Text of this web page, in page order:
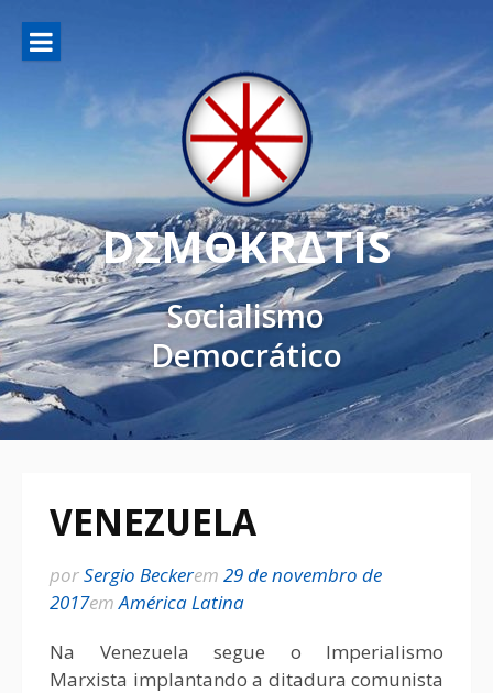
DΣMΘKRΔTIS
Socialismo
Democrático
VENEZUELA
porSergio Beckerem 29 de novembro de
2017emAmérica Latina
Na Venezuela segue o Imperialismo
Marxista implantando a ditadura comunista